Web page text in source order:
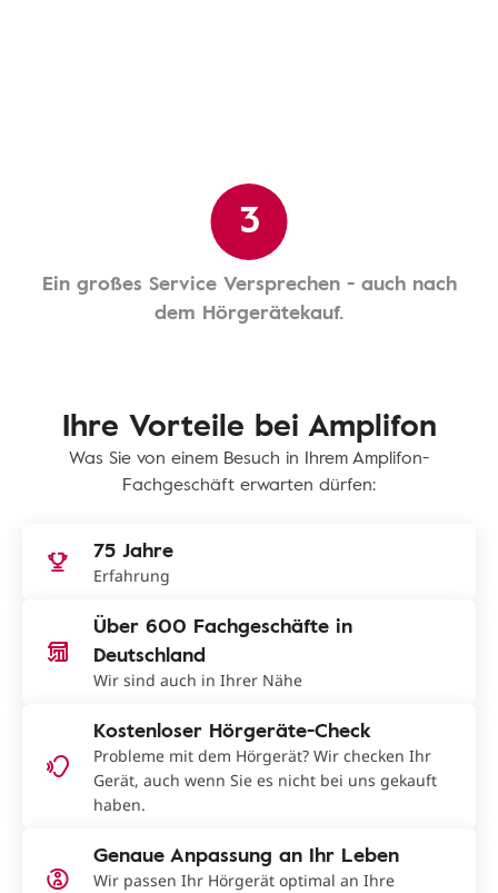
3
Ein großes Service Versprechen - auch nach
dem Hörgerätekauf.
Ihre Vorteile bei Amplifon
Was Sie von einem Besuch in Ihrem Amplifon-
Fachgeschäft erwarten dürfen:
75 Jahre
Erfahrung
Über 600 Fachgeschäfte in
Deutschland
Wir sind auch in Ihrer Nähe
Kostenloser Hörgeräte-Check
Probleme mit dem Hörgerät? Wir checken Ihr
Gerät, auch wenn Sie es nicht bei uns gekauft
haben.
Genaue Anpassung an Ihr Leben
Wir passen Ihr Hörgerät optimal an Ihre